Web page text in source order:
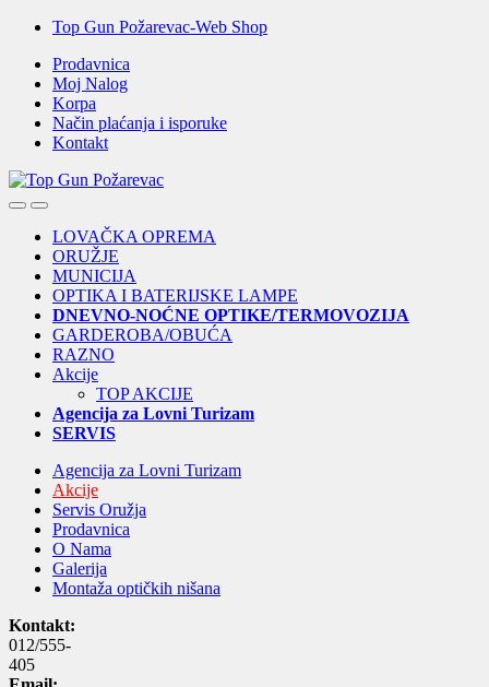
Skip
navigation
Skip
content
Top Gun Požarevac-Web Shop
Prodavnica
Moj Nalog
Korpa
Način plaćanja i isporuke
Kontakt
OpenClose
LOVAČKA OPREMA
ORUŽJE
MUNICIJA
OPTIKA I BATERIJSKE LAMPE
DNEVNO-NOĆNE OPTIKE/TERMOVOZIJA
GARDEROBA/OBUĆA
RAZNO
Akcije
TOP AKCIJE
Agencija za Lovni Turizam
SERVIS
Agencija za Lovni Turizam
Akcije
Servis Oružja
Prodavnica
O Nama
Galerija
Montaža optičkih nišana
Kontakt:
012/555-
405